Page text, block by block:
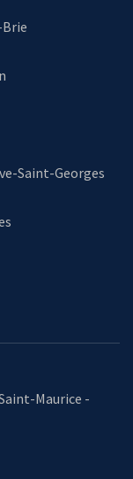
Saint-Georges
Maurice -